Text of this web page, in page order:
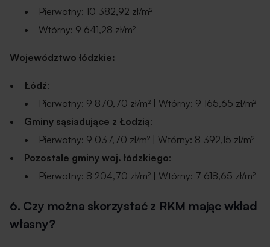
Pierwotny: 10 382,92 zł/m²
Wtórny: 9 641,28 zł/m²
Województwo łódzkie:
Łódź:
Pierwotny: 9 870,70 zł/m² | Wtórny: 9 165,65 zł/m²
Gminy sąsiadujące z Łodzią:
Pierwotny: 9 037,70 zł/m² | Wtórny: 8 392,15 zł/m²
Pozostałe gminy woj. łódzkiego:
Pierwotny: 8 204,70 zł/m² | Wtórny: 7 618,65 zł/m²
6. Czy można skorzystać z RKM mając wkład
własny?